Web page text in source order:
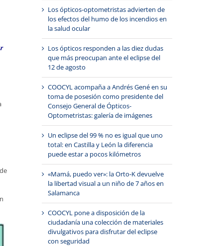
Los ópticos-optometristas advierten de
los efectos del humo de los incendios en
la salud ocular
Los ópticos responden a las diez dudas
que más preocupan ante el eclipse del
12 de agosto
COOCYL acompaña a Andrés Gené en su
toma de posesión como presidente del
Consejo General de Ópticos-
Optometristas: galería de imágenes
Un eclipse del 99 % no es igual que uno
total: en Castilla y León la diferencia
puede estar a pocos kilómetros
«Mamá, puedo ver»: la Orto-K devuelve
la libertad visual a un niño de 7 años en
Salamanca
COOCYL pone a disposición de la
ciudadanía una colección de materiales
divulgativos para disfrutar del eclipse
con seguridad